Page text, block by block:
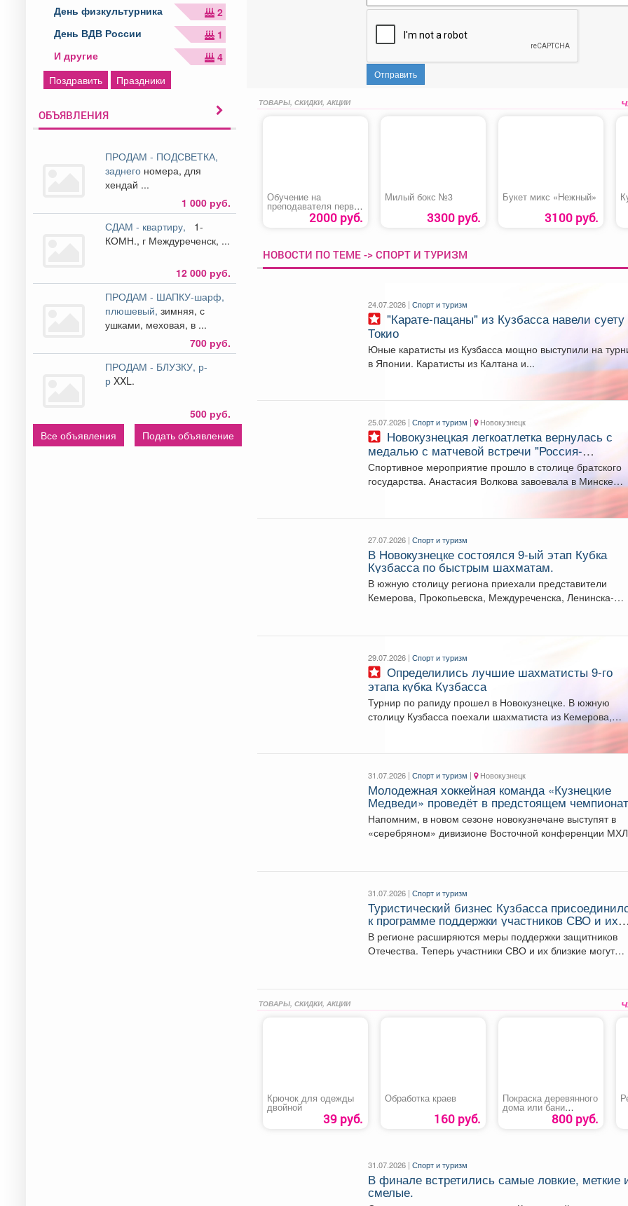
День физкультурника
2
День ВДВ России
1
И другие
4
Поздравить
Праздники
ОБЪЯВЛЕНИЯ
ПРОДАМ - ПОДСВЕТКА,
заднего номера, для
хендай ...
1 000 руб.
СДАМ - квартиру,
1-
КОМН., г Междуреченск, ...
12 000 руб.
ПРОДАМ - ШАПКУ-шарф,
плюшевый,зимняя, с
ушками, меховая, в ...
700 руб.
ПРОДАМ - БЛУЗКУ, р-
рXXL.
500 руб.
Все объявления
Подать объявление
Отправить
ТОВАРЫ, СКИДКИ, АКЦИИ
Обучение на
преподавателя первой
помощи
пострадавшим2000 руб.
Милый бокс №3
3300 руб.
Букет микс «Нежный»
3100 руб.
НОВОСТИ ПО ТЕМЕ -> СПОРТ И ТУРИЗМ
24.07.2026 |Спорт и туризм
"Карате-пацаны" из Кузбасса навели суету в
Токио
Юные каратисты из Кузбасса мощно выступили на
в Японии. Каратисты из Калтана и...
25.07.2026 |Спорт и туризм | Новокузнецк
медалью с матчевой встречи "Россия-
Белоруссия"
Спортивное мероприятие прошло в столице братского
государства. Анастасия Волкова завоевала в Минске
27.07.2026 |Спорт и туризм
В Новокузнецке состоялся 9-ый этап Кубка
Кузбасса по быстрым шахматам.
В южную столицу региона приехали представители
Кемерова, Прокопьевска, Междуреченска, Ленинска-
29.07.2026 |Спорт и туризм
Определились лучшие шахматисты 9-го
этапа кубка Кузбасса
Турнир по рапиду прошел в Новокузнецке. В южную
столицу Кузбасса поехали шахматиста из Кемерова,
31.07.2026 |Спорт и туризм | Новокузнецк
Молодежная хоккейная команда «Кузнецкие
Медведи» проведёт в предстоящем
МХЛ 54 матча.
Напомним, в новом сезоне новокузнечане выступят в
«серебряном» дивизионе Восточной конференции
31.07.2026 |Спорт и туризм
Туристический бизнес Кузбасса
к программе поддержки участников СВО и их
семей.
В регионе расширяются меры поддержки защитников
Отечества. Теперь участники СВО и их близкие могут
ТОВАРЫ, СКИДКИ, АКЦИИ
Крючок для одежды
двойной
39 руб.
Обработка краев
160 руб.
Покраска деревянного
дома или бани
снаружи 800 руб.
31.07.2026 |Спорт и туризм
В финале встретились самые ловкие, меткие
смелые.